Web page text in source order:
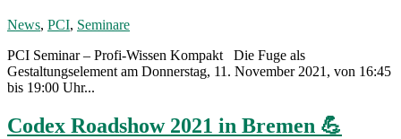
News, PCI, Seminare
PCI Seminar – Profi-Wissen Kompakt Die Fuge als
Gestaltungselement am Donnerstag, 11. November 2021, von 16:45
bis 19:00 Uhr...
Codex Roadshow 2021 in Bremen 💪